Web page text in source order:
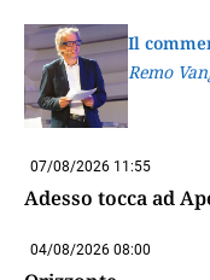
Il
Remo
07/08/2026 11:55
Adesso tocca ad
04/08/2026 08:00